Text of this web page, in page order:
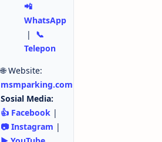
📲
WhatsApp
| 📞
Telepon
🌐 Website:
msmparking.com
Sosial Media:
👍 Facebook |
📷 Instagram |